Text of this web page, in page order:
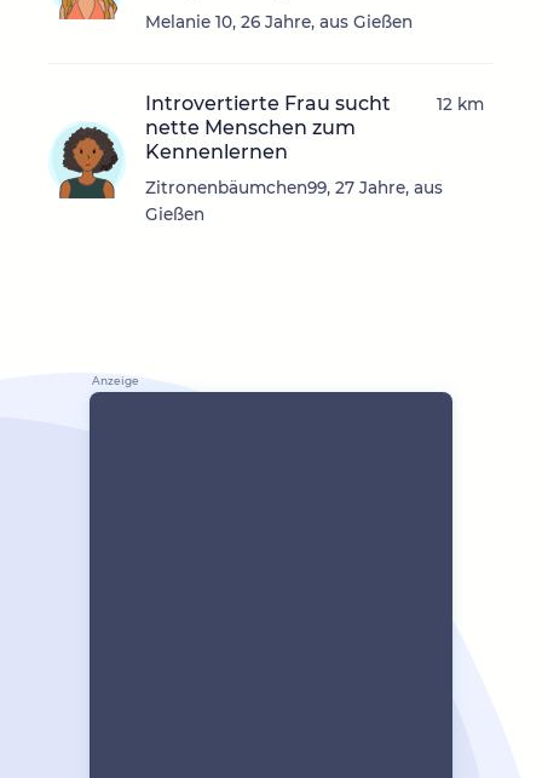
Melanie 10, 26 Jahre, aus Gießen
Introvertierte Frau sucht
nette Menschen zum
Kennenlernen
Zitronenbäumchen99, 27 Jahre, aus
Gießen
12 km